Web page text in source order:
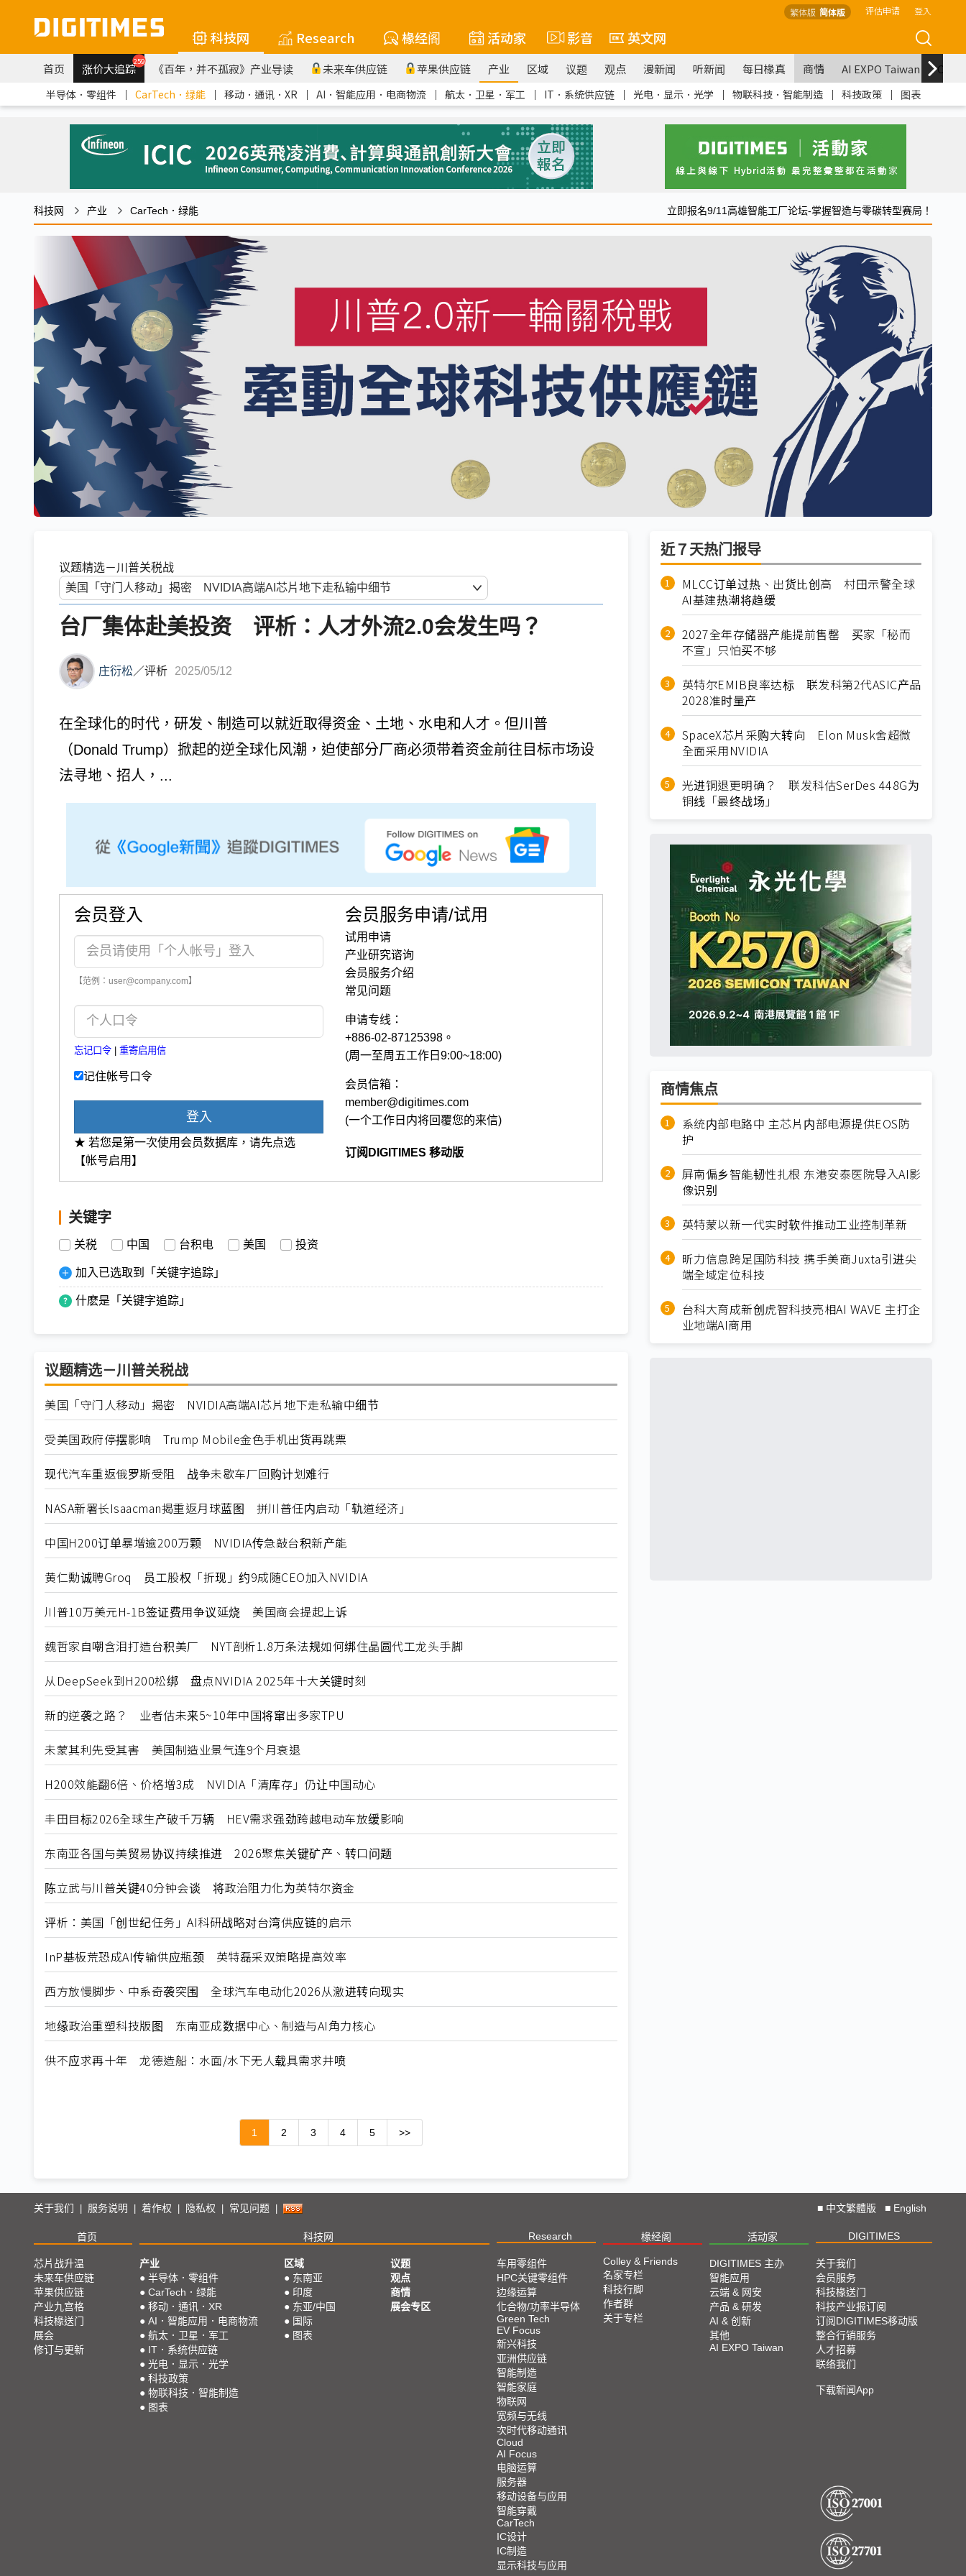
繁体版 简体版 评估申请 登入
科技网 Research 椽经阁 活动家 影音 英文网
首页 涨价大追踪259 《百年，并不孤寂》产业导读 未来车供应链 苹果供应链 产业 区域 议题 观点 漫新闻 听新闻 每日椽真 商情 AI EXPO Taiwan
半导体．零组件 ｜ CarTech．绿能 ｜ 移动．通讯．XR ｜ AI．智能应用．电商物流 ｜ 航太．卫星．军工 ｜ IT．系统供应链 ｜ 光电．显示．光学 ｜ 物联科技．智能制造 ｜ 科技政策 ｜ 图表
科技网 产业 CarTech．绿能 立即报名9/11高雄智能工厂论坛-掌握智造与零碳转型赛局！
议题精选－川普关税战
台厂集体赴美投资 评析：人才外流2.0会发生吗？
庄衍松 ／评析 2025/05/12
在全球化的时代，研发、制造可以就近取得资金、土地、水电和人才。但川普
（Donald Trump）掀起的逆全球化风潮，迫使部分厂商必须带着资金前往目标市场设
法寻地、招人，...
会员登入
【范例：user@company.com】
忘记口令 | 重寄启用信
记住帐号口令
登入
★ 若您是第一次使用会员数据库，请先点选
【帐号启用】
会员服务申请/试用
试用申请
产业研究谘询
会员服务介绍
常见问题
申请专线：
+886-02-87125398。
(周一至周五工作日9:00~18:00)
会员信箱：
member@digitimes.com
(一个工作日内将回覆您的来信)
订阅DIGITIMES 移动版
关键字
关税 中国 台积电 美国 投资
加入已选取到「关键字追踪」
什麽是「关键字追踪」
议题精选－川普关税战
美国「守门人移动」揭密 NVIDIA高端AI芯片地下走私输中细节
受美国政府停摆影响 Trump Mobile金色手机出货再跳票
现代汽车重返俄罗斯受阻 战争未歇车厂回购计划难行
NASA新署长Isaacman揭重返月球蓝图 拼川普任内启动「轨道经济」
中国H200订单暴增逾200万颗 NVIDIA传急敲台积新产能
黄仁勳诚聘Groq 员工股权「折现」约9成随CEO加入NVIDIA
川普10万美元H-1B签证费用争议延烧 美国商会提起上诉
魏哲家自嘲含泪打造台积美厂 NYT剖析1.8万条法规如何绑住晶圆代工龙头手脚
从DeepSeek到H200松绑 盘点NVIDIA 2025年十大关键时刻
新的逆袭之路？ 业者估未来5~10年中国将窜出多家TPU
未蒙其利先受其害 美国制造业景气连9个月衰退
H200效能翻6倍、价格增3成 NVIDIA「清库存」仍让中国动心
丰田目标2026全球生产破千万辆 HEV需求强劲跨越电动车放缓影响
东南亚各国与美贸易协议持续推进 2026聚焦关键矿产、转口问题
陈立武与川普关键40分钟会谈 将政治阻力化为英特尔资金
评析：美国「创世纪任务」AI科研战略对台湾供应链的启示
InP基板荒恐成AI传输供应瓶颈 英特磊采双策略提高效率
西方放慢脚步、中系奇袭突围 全球汽车电动化2026从激进转向现实
地缘政治重塑科技版图 东南亚成数据中心、制造与AI角力核心
供不应求再十年 龙德造船：水面/水下无人载具需求井喷
1 2 3 4 5 >>
近７天热门报导
MLCC订单过热、出货比创高 村田示警全球
AI基建热潮将趋缓
2027全年存储器产能提前售罄 买家「秘而
不宣」只怕买不够
英特尔EMIB良率达标 联发科第2代ASIC产品
2028准时量产
SpaceX芯片采购大转向 Elon Musk舍超微
全面采用NVIDIA
光进铜退更明确？ 联发科估SerDes 448G为
铜线「最终战场」
商情焦点
系统内部电路中 主芯片内部电源提供EOS防
护
屏南偏乡智能韧性扎根 东港安泰医院导入AI影
像识别
英特蒙以新一代实时软件推动工业控制革新
昕力信息跨足国防科技 携手美商Juxta引进尖
端全域定位科技
台科大育成新创虎智科技亮相AI WAVE 主打企
业地端AI商用
关于我们 | 服务说明 | 着作权 | 隐私权 | 常见问题 | ■ 中文繁體版 ■ English
首页 科技网 Research 椽经阁 活动家 DIGITIMES
芯片战升温
未来车供应链
苹果供应链
产业九宫格
科技椽送门
展会
修订与更新
产业
● 半导体．零组件
● CarTech．绿能
● 移动．通讯．XR
● AI．智能应用．电商物流
● 航太．卫星．军工
● IT．系统供应链
● 光电．显示．光学
● 科技政策
● 物联科技．智能制造
● 图表
区域
● 东南亚
● 印度
● 东亚/中国
● 国际
● 图表
议题
观点
商情
展会专区
车用零组件
HPC关键零组件
边缘运算
化合物/功率半导体
Green Tech
EV Focus
新兴科技
亚洲供应链
智能制造
智能家庭
物联网
宽频与无线
次时代移动通讯
Cloud
AI Focus
电脑运算
服务器
移动设备与应用
智能穿戴
CarTech
IC设计
IC制造
显示科技与应用
Colley & Friends
名家专栏
科技行脚
作者群
关于专栏
DIGITIMES 主办
智能应用
云端 & 网安
产品 & 研发
AI & 创新
其他
AI EXPO Taiwan
关于我们
会员服务
科技椽送门
科技产业报订阅
订阅DIGITIMES移动版
整合行销服务
人才招募
联络我们
下载新闻App